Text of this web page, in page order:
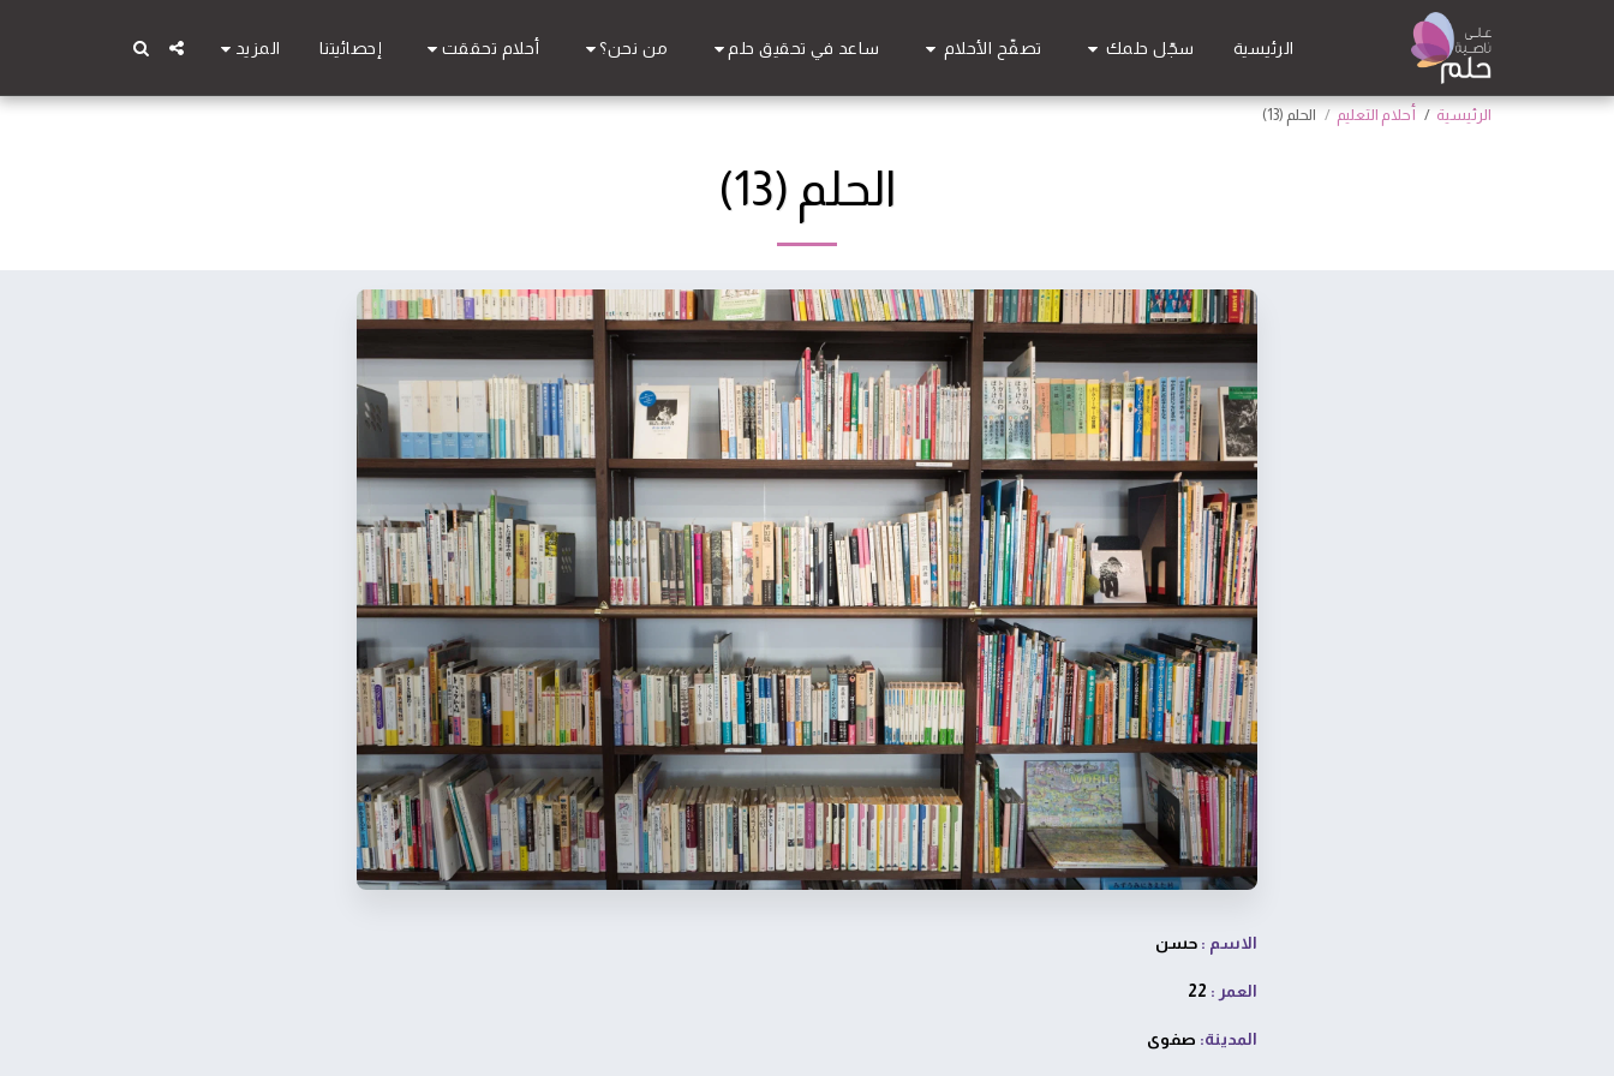
الرئيسية سجّل حلمك تصفّح الأحلام ساعد في تحقيق حلم من نحن؟ أحلام تحققت إحصائيتنا المزيد
الرئيسية أحلام التعليم الحلم (13)
الحلم (13)
الاسم : حسن
العمر : 22
المدينة: صفوى